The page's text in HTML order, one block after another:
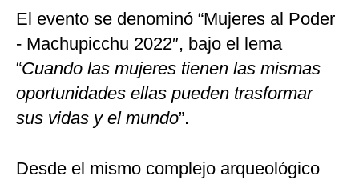
El evento se denominó “Mujeres al Poder
- Machupicchu 2022″, bajo el lema
“Cuando las mujeres tienen las mismas
oportunidades ellas pueden trasformar
sus vidas y el mundo”.
Desde el mismo complejo arqueológico